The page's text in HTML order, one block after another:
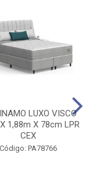
LUXO VISCO
1,88m X 78cm LPR
CEX
Código: PA78766